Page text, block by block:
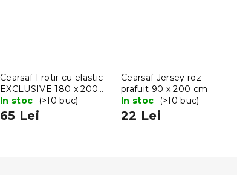
Cearsaf Frotir cu elastic
EXCLUSIVE 180 x 200
cm verde
In stoc (>10 buc)
65 Lei
Cearsaf Jersey roz
prafuit 90 x 200 cm
In stoc
(>10 buc)
22 Lei